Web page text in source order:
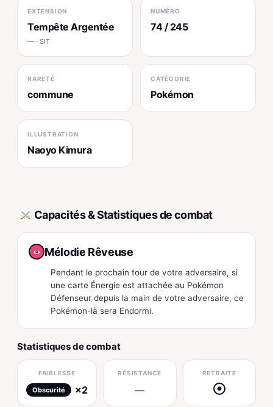
EXTENSION
Tempête Argentée
— · SIT
NUMÉRO
74 / 245
RARETÉ
commune
CATÉGORIE
Pokémon
ILLUSTRATION
Naoyo Kimura
Capacités & Statistiques de combat
Mélodie Rêveuse
Pendant le prochain tour de votre adversaire, si
une carte Énergie est attachée au Pokémon
Défenseur depuis la main de votre adversaire, ce
Pokémon-là sera Endormi.
Statistiques de combat
FAIBLESSE
Obscurité ×2
RÉSISTANCE
—
RETRAITE
●